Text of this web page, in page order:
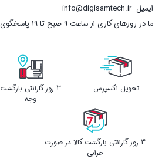
ایمیلinfo@digisamtech.ir
ما در روزهای کاری از ساعت ۹ صبح تا ۱۹ پاسخگوی شما هستیم
تحویل اکسپرس
3 روز گارانتی بازگشت
وجه
3 روز گارانتی بازگشت کالا در صورت
خرابی